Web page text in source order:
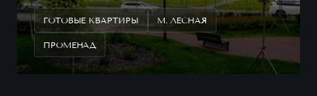
ГОТОВЫЕ КВАРТИРЫ М. ЛЕСНАЯ
ПРОМЕНАД